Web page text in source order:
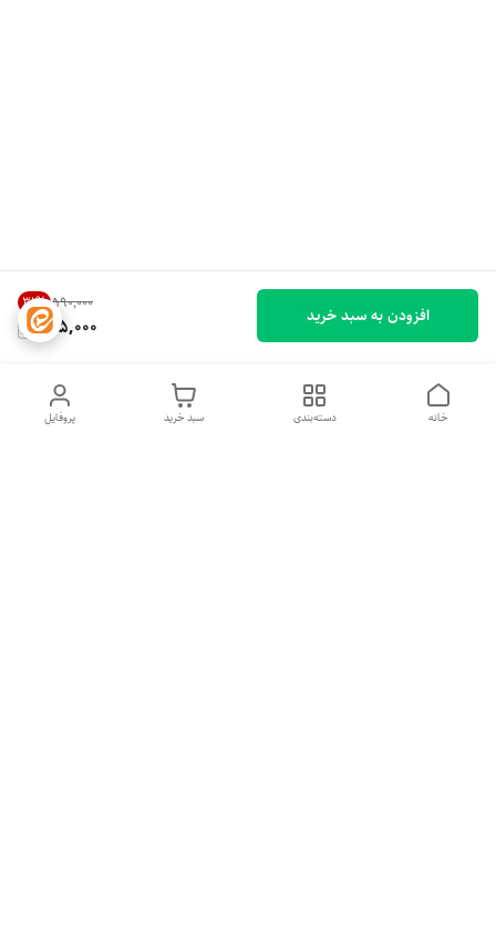
۵۹۰٬۰۰۰ 31%
405,000 افزودن به سبد خرید
پروفایل سبد خرید دسته‌بندی خانه